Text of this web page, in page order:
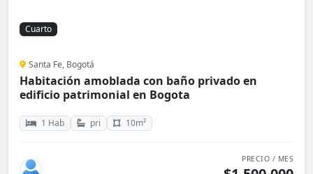
Cuarto
Santa Fe, Bogotá
Habitación amoblada con baño privado en
edificio patrimonial en Bogota
1 Hab pri 10m²
PRECIO / MES